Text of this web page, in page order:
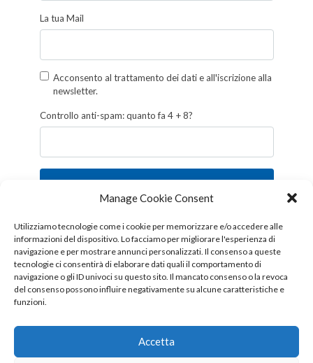
Manage Cookie Consent
Utilizziamo tecnologie come i cookie per memorizzare e/o accedere alle
informazioni del dispositivo. Lo facciamo per migliorare l'esperienza di
navigazione e per mostrare annunci personalizzati. Il consenso a queste
tecnologie ci consentirà di elaborare dati quali il comportamento di
navigazione o gli ID univoci su questo sito. Il mancato consenso o la revoca
del consenso possono influire negativamente su alcune caratteristiche e
funzioni.
Accetta
La tua Mail
Acconsento al trattamento dei dati e all'iscrizione alla
newsletter.
Controllo anti-spam: quanto fa 4 + 8?
Iscriviti
Follow us!